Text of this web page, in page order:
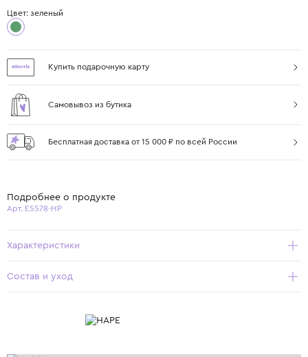
Цвет: зеленый
Купить подарочную карту
Самовывоз из бутика
Бесплатная доставка от 15 000 ₽ по всей России
Подробнее о продукте
Арт. E5578-HP
Характеристики
Состав и уход